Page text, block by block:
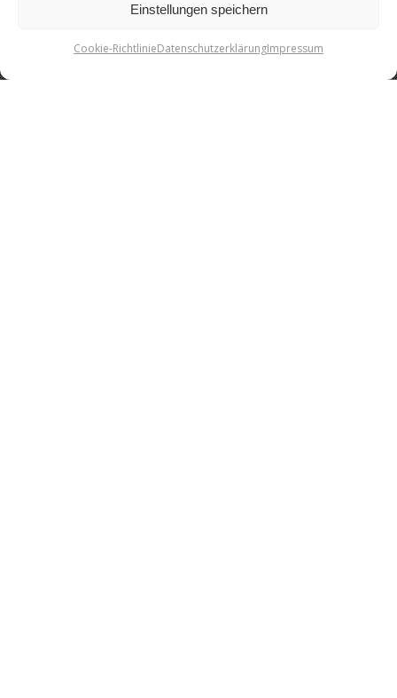
Einstellungen speichern
Cookie-RichtlinieDatenschutzerklärungImpressum